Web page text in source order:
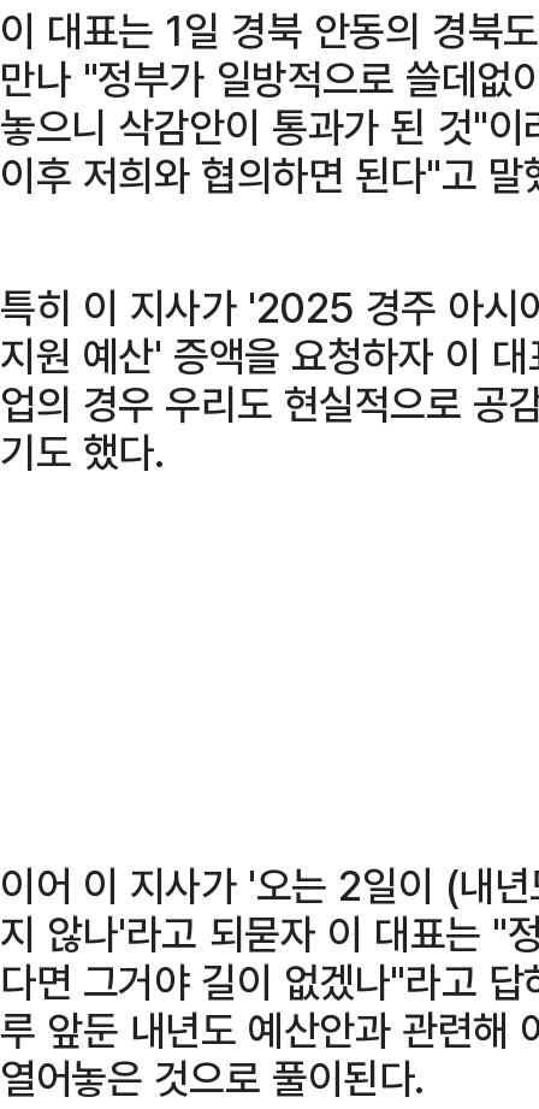
이 대표는 1일 경북 안동의 경북
만나 "정부가 일방적으로 쓸데없
놓으니 삭감안이 통과가 된 것"
이후 저희와 협의하면 된다"고 말
특히 이 지사가 '2025 경주 아시
지원 예산' 증액을 요청하자 이
업의 경우 우리도 현실적으로 공
기도 했다.
이어 이 지사가 '오는 2일이 (내
지 않나'라고 되묻자 이 대표는 "
다면 그거야 길이 없겠나"라고
루 앞둔 내년도 예산안과 관련해
열어놓은 것으로 풀이된다.